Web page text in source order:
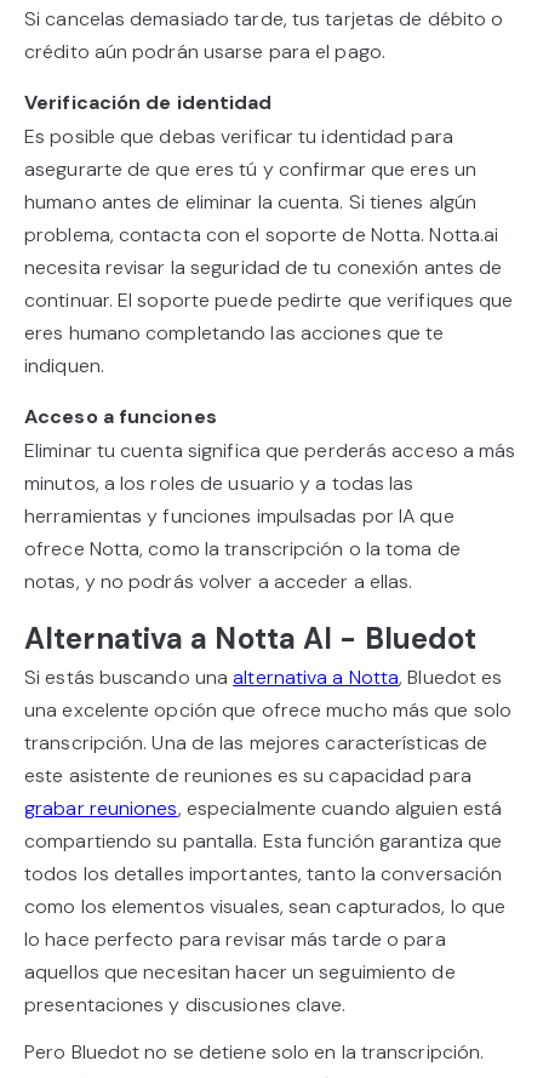
Si cancelas demasiado tarde, tus tarjetas de débito o
crédito aún podrán usarse para el pago.
Verificación de identidad
Es posible que debas verificar tu identidad para
asegurarte de que eres tú y confirmar que eres un
humano antes de eliminar la cuenta. Si tienes algún
problema, contacta con el soporte de Notta. Notta.ai
necesita revisar la seguridad de tu conexión antes de
continuar. El soporte puede pedirte que verifiques que
eres humano completando las acciones que te
indiquen.
Acceso a funciones
Eliminar tu cuenta significa que perderás acceso a más
minutos, a los roles de usuario y a todas las
herramientas y funciones impulsadas por IA que
ofrece Notta, como la transcripción o la toma de
notas, y no podrás volver a acceder a ellas.
Alternativa a Notta AI - Bluedot
Si estás buscando unaalternativa a Notta, Bluedot es
una excelente opción que ofrece mucho más que solo
transcripción. Una de las mejores características de
este asistente de reuniones es su capacidad para
grabar reuniones, especialmente cuando alguien está
compartiendo su pantalla. Esta función garantiza que
todos los detalles importantes, tanto la conversación
como los elementos visuales, sean capturados, lo que
lo hace perfecto para revisar más tarde o para
aquellos que necesitan hacer un seguimiento de
presentaciones y discusiones clave.
Pero Bluedot no se detiene solo en la transcripción.